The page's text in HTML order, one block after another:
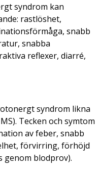
syndrom kan
rastlöshet,
snabb
snabba
reflexer, diarré,
syndrom likna
Tecken och symtom
av feber, snabb
förvirring, förhöjd
genom blodprov).